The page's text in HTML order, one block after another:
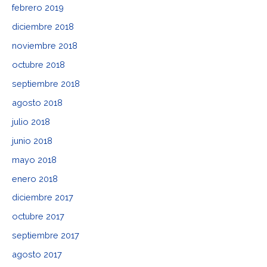
febrero 2019
diciembre 2018
noviembre 2018
octubre 2018
septiembre 2018
agosto 2018
julio 2018
junio 2018
mayo 2018
enero 2018
diciembre 2017
octubre 2017
septiembre 2017
agosto 2017